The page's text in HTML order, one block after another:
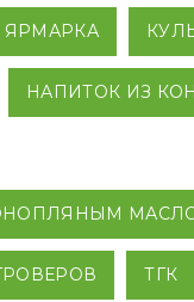
НАПИТОК ИЗ
ТГК